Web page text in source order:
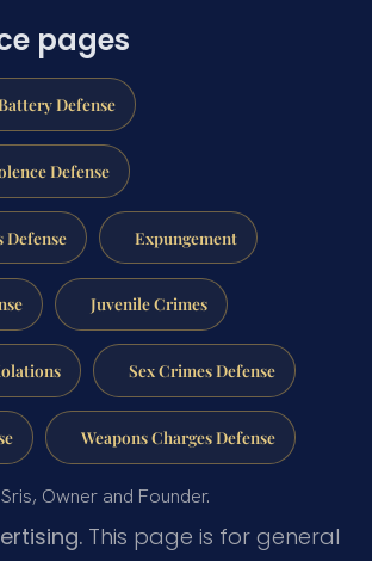
pages
Defense
Defense
Defense Expungement
Juvenile Crimes
Sex Crimes Defense
Weapons Charges Defense
Owner and Founder.
This page is for general